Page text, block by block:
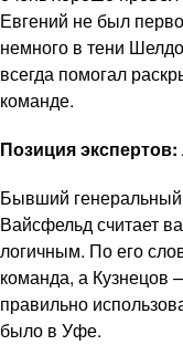
Евгений не был
немного в тени
всегда помогал
команде.
Позиция
Бывший
Вайсфельд считает
логичным. По его
команда, а
правильно
было в Уфе.